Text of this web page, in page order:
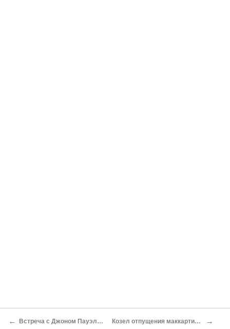
← Встреча с Джоном Пауэллом Козел отпущения маккартизма →